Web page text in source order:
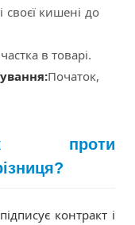
своєї кишені до
в товарі.
Початок,
проти
контракт і